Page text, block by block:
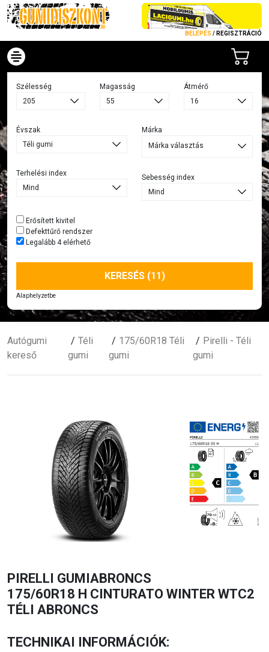
BELÉPÉS / REGISZTRÁCIÓ
Szélesség Magasság Átmérő
Évszak
Terhelési index
Márka
Márka választás
Sebesség index
Erősített kivitel
Defekttűrő rendszer
Legalább 4 elérhető
KERESÉS (11)
Alaphelyzetbe
Autógumi
kereső
Téli
gumi
175/60R18 Téli
gumi
Pirelli - Téli
gumi
PIRELLI GUMIABRONCS
175/60R18 H CINTURATO WINTER WTC2
TÉLI ABRONCS
TECHNIKAI INFORMÁCIÓK: